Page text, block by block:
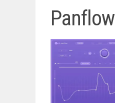
Panflow